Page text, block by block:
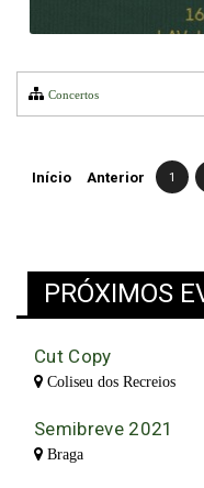
Concertos
Início Anterior 1
PRÓXIMOS
Cut Copy
Coliseu dos Recreios
Semibreve 2021
Braga